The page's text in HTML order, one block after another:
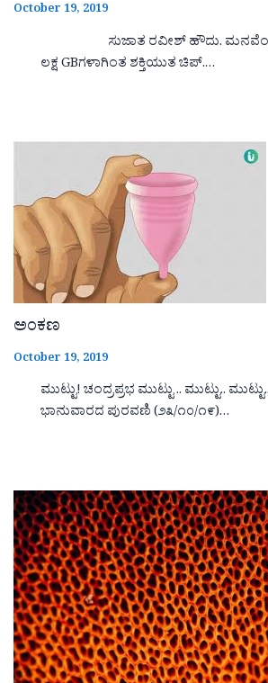
October 19, 2019
ಸುಜಾತ ರವೀಶ್ ಹೌದು.
ಲಕ್ಷ GBಗಳಾಗಿಂತ ಶಕ್ತಿಯುತ ಚಿಪ್.…
ಅಂಕಣ
October 19, 2019
ಮುಟ್ಟು! ಚಂದ್ರಪ್ರಭ ಮುಟ್ಟು .. ಮುಟ್ಟು..
ಭಾನುವಾರದ ಪುರವಣಿ (೨೩/೧೦/೧೯)…